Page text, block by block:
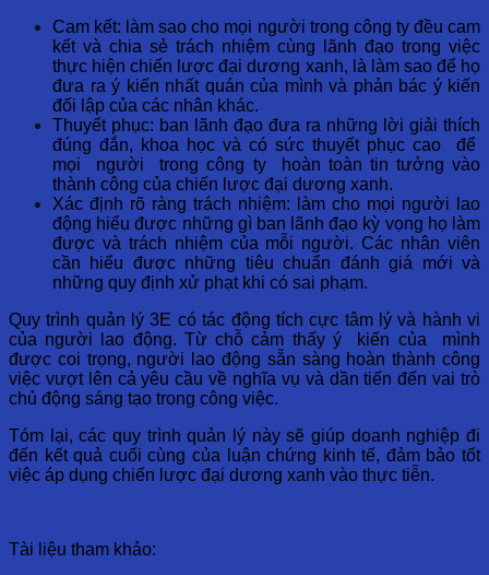
Cam kết: làm sao cho mọi người trong công ty đều cam
kết và chia sẻ trách nhiệm cùng lãnh đạo trong việc
thực hiện chiến lược đại dương xanh, là làm sao để họ
đưa ra ý kiến nhất quán của mình và phản bác ý kiến
đối lập của các nhân khác.
Thuyết phục: ban lãnh đạo đưa ra những lời giải thích
đúng đắn, khoa học và có sức thuyết phục cao để
mọi người trong công ty hoàn toàn tin tưởng vào
thành công của chiến lược đại dương xanh.
Xác định rõ ràng trách nhiệm: làm cho mọi người lao
động hiểu được những gì ban lãnh đạo kỳ vọng họ làm
được và trách nhiệm của mỗi người. Các nhân viên
cần hiểu được những tiêu chuẩn đánh giá mới và
những quy định xử phạt khi có sai phạm.
Quy trình quản lý 3E có tác động tích cực tâm lý và hành vi
của người lao động. Từ chỗ cảm thấy ý kiến của mình
được coi trọng, người lao động sẵn sàng hoàn thành công
việc vượt lên cả yêu cầu về nghĩa vụ và dần tiến đến vai trò
chủ động sáng tạo trong công việc.
Tóm lại, các quy trình quản lý này sẽ giúp doanh nghiệp đi
đến kết quả cuối cùng của luận chứng kinh tế, đảm bảo tốt
việc áp dụng chiến lược đại dương xanh vào thực tiễn.
Tài liệu tham khảo: